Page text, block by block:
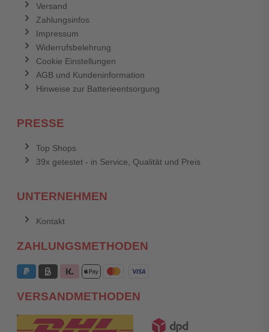
Versand
Zahlungsinfos
Impressum
Widerrufsbelehrung
Cookie Einstellungen
AGB und Kundeninformation
Hinweise zur Batterieentsorgung
PRESSE
Top Shops
39x getestet - in Service, Qualität und Preis
UNTERNEHMEN
Kontakt
ZAHLUNGSMETHODEN
VERSANDMETHODEN